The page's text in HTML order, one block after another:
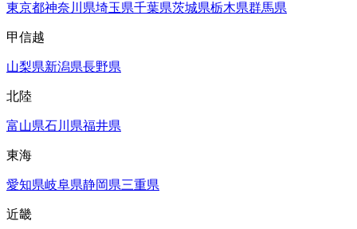
東京都神奈川県埼玉県千葉県茨城県栃木県群馬県
甲信越
山梨県新潟県長野県
北陸
富山県石川県福井県
東海
愛知県岐阜県静岡県三重県
近畿